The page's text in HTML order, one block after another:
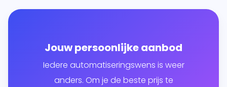
Jouw persoonlijke aanbod
Iedere automatiseringswens is weer
anders. Om je de beste prijs te